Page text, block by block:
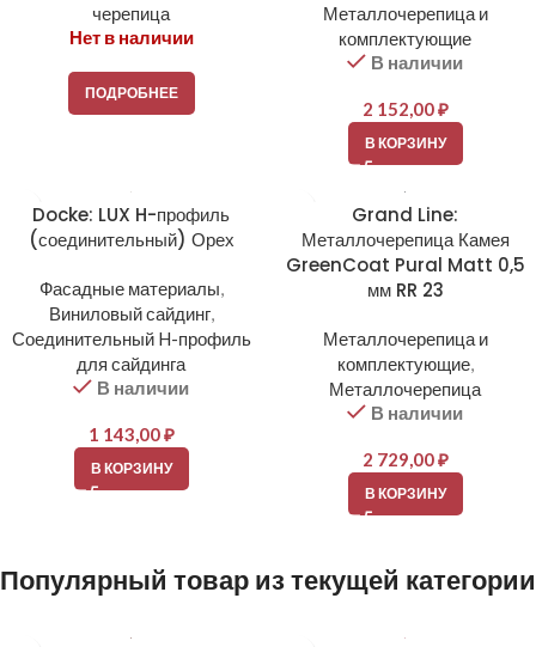
черепица
Нет в наличии
ПОДРОБНЕЕ
Металлочерепица и
комплектующие
В наличии
2 152,00₽
В КОРЗИНУ
Docke: LUX H-профиль
(соединительный) Орех
Фасадные материалы,
Виниловый сайдинг,
Соединительный H-профиль
для сайдинга
В наличии
1 143,00₽
В КОРЗИНУ
Grand Line:
Металлочерепица Камея
GreenCoat Pural Matt 0,5
мм RR 23
Металлочерепица и
комплектующие,
Металлочерепица
В наличии
2 729,00₽
В КОРЗИНУ
Популярный товар из текущей категории